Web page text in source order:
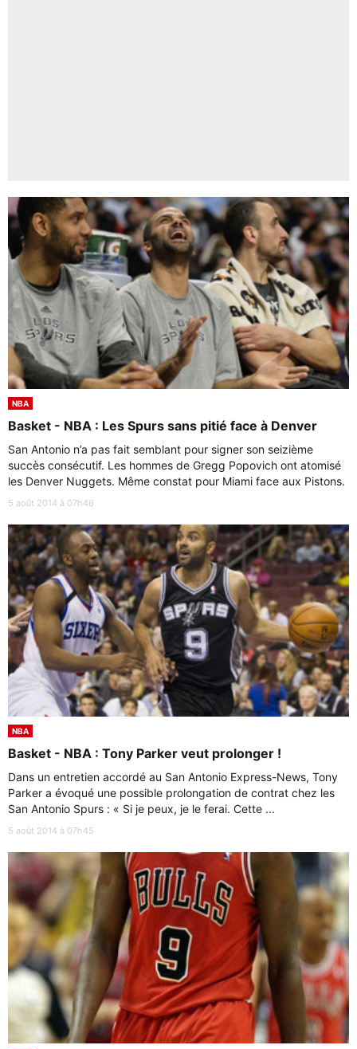
NBA
Basket - NBA : Les Spurs sans pitié face à Denver
San Antonio n’a pas fait semblant pour signer son seizième
succès consécutif. Les hommes de Gregg Popovich ont atomisé
les Denver Nuggets. Même constat pour Miami face aux Pistons.
5 août 2014 à 07h46
NBA
Basket - NBA : Tony Parker veut prolonger !
Dans un entretien accordé au San Antonio Express-News, Tony
Parker a évoqué une possible prolongation de contrat chez les
San Antonio Spurs : « Si je peux, je le ferai. Cette ...
5 août 2014 à 07h45